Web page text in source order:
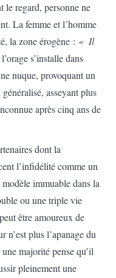
le regard, personne ne
La femme et l’homme
la zone érogène : « Il
s’installe dans
nuque, provoquant un
asseyant plus
après cinq ans de
dont la
l’infidélité comme un
immuable dans la
ou une triple vie
être amoureux de
n’est plus l’apanage du
majorité pense qu’il
pleinement une